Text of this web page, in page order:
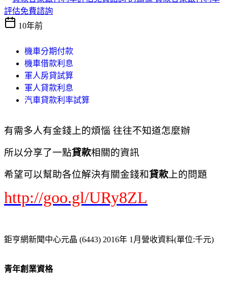
評估免費諮詢
10年前
機車分期付款
機車借款利息
軍人房貸試算
軍人貸款利息
汽車貸款利率試算
有需多人有金錢上的煩惱 往往不知道怎麼辦
所以分享了一點貸款相關的資訊
希望可以幫助各位解決有關金錢和貸款 上的問題
http://goo.gl/URy8ZL
鉅亨網新聞中心元晶 (6443) 2016年 1月營收資料(單位:千元)
青年創業資格